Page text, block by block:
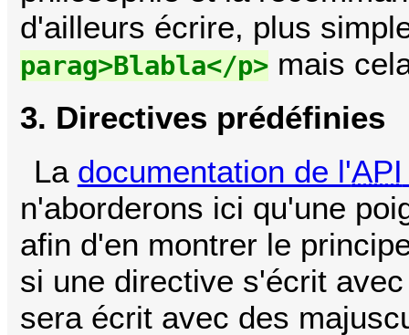
d'ailleurs écrire, plus
parag>Blabla</p> mais
3. Directives prédéfinies
La documentation de l'API
n'aborderons ici qu'une
afin d'en montrer le
si une directive s'écrit
sera écrit avec des